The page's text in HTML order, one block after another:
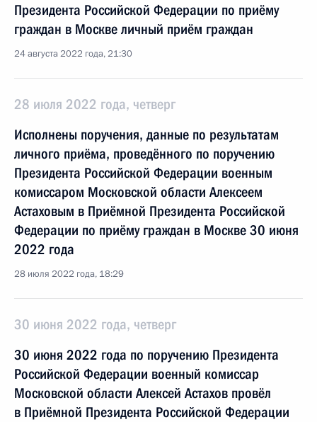
Президента Российской Федерации по приёму
граждан в Москве личный приём граждан
24 августа 2022 года, 21:30
28 июля 2022 года, четверг
Исполнены поручения, данные по результатам
личного приёма, проведённого по поручению
Президента Российской Федерации военным
комиссаром Московской области Алексеем
Астаховым в Приёмной Президента Российской
Федерации по приёму граждан в Москве 30 июня
2022 года
28 июля 2022 года, 18:29
30 июня 2022 года, четверг
30 июня 2022 года по поручению Президента
Российской Федерации военный комиссар
Московской области Алексей Астахов провёл
в Приёмной Президента Российской Федерации